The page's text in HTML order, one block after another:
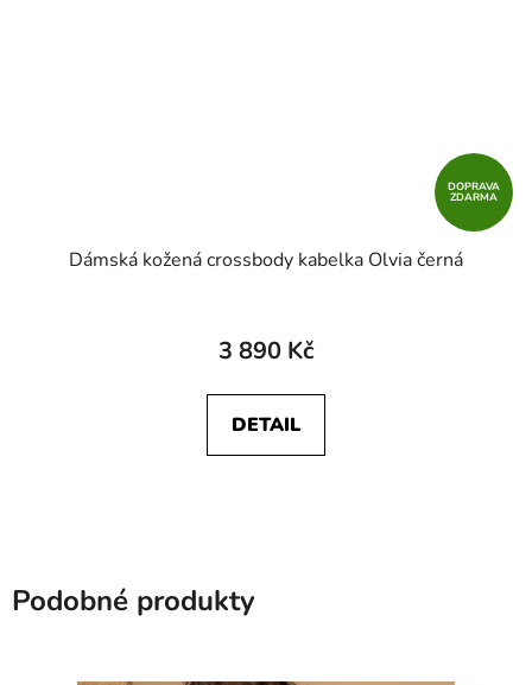
DOPRAVA
ZDARMA
Dámská kožená crossbody kabelka Olvia černá
3 890 Kč
DETAIL
Podobné produkty